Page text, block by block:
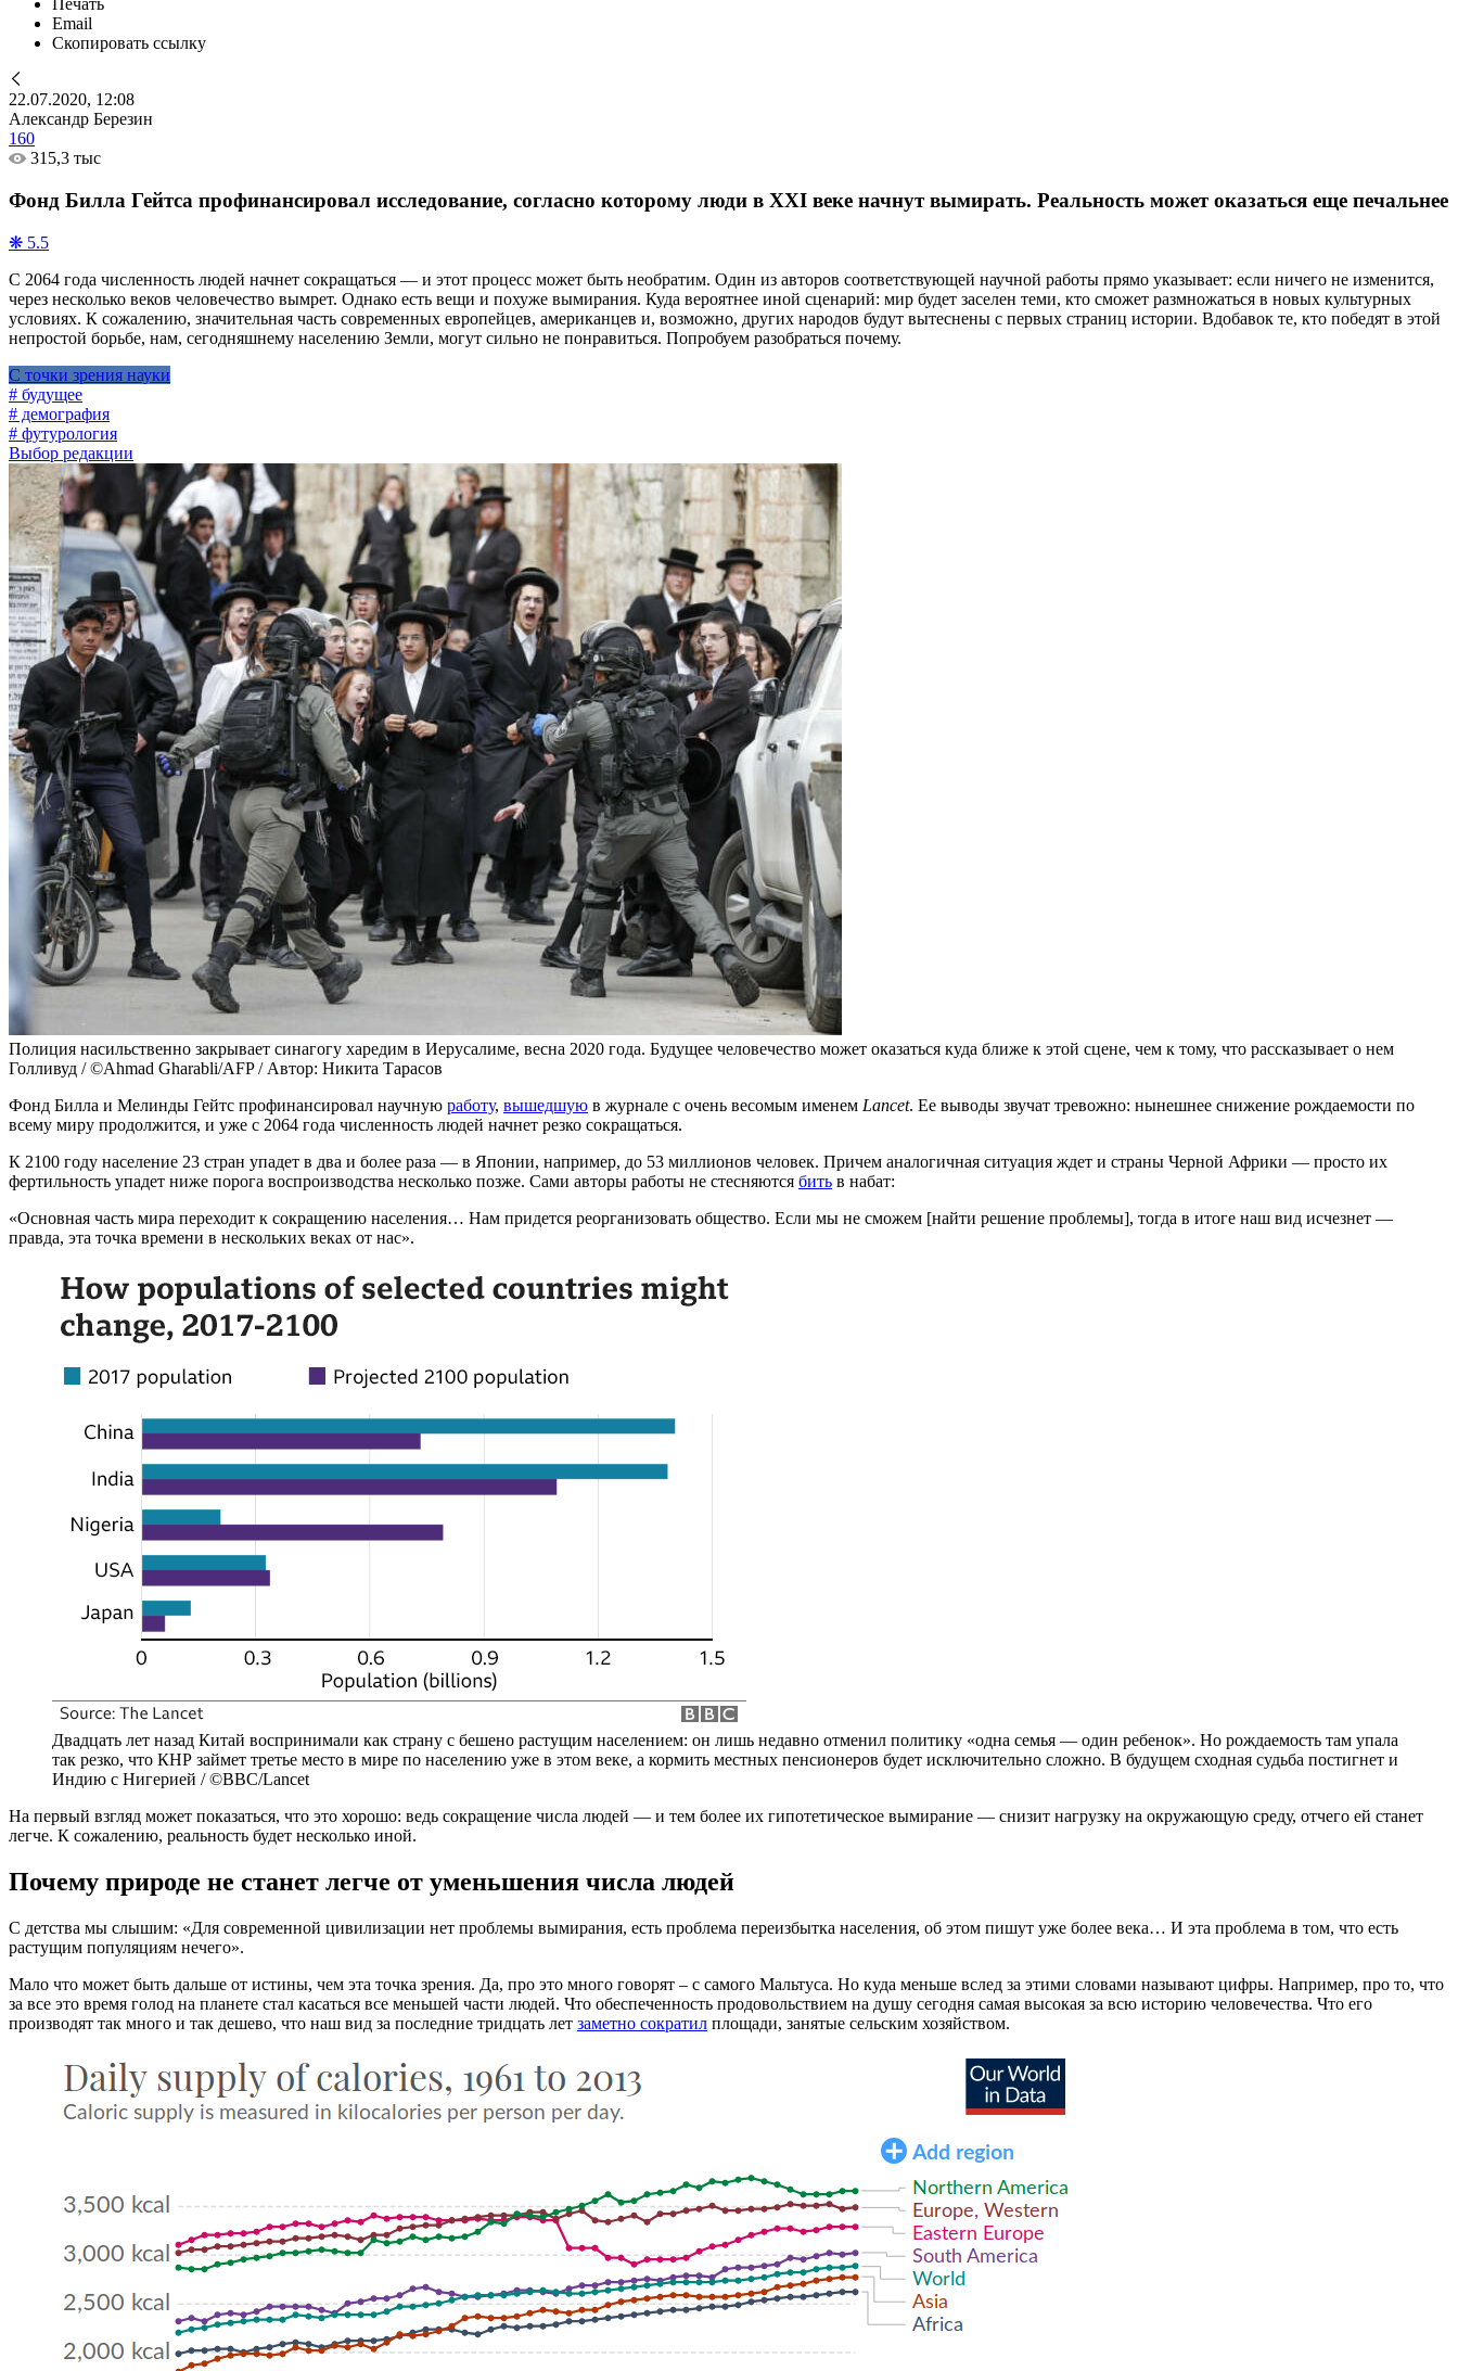
Печать
Email
Скопировать ссылку
22.07.2020, 12:08
Александр Березин
160
315,3 тыс
Фонд Билла Гейтса профинансировал исследование, согласно которому люди в XXI веке начнут вымирать. Реальность может оказаться еще печальнее
❋ 5.5
С 2064 года численность людей начнет сокращаться — и этот процесс может быть необратим. Один из авторов соответствующей научной работы прямо указывает: если ничего не изменится,
через несколько веков человечество вымрет. Однако есть вещи и похуже вымирания. Куда вероятнее иной сценарий: мир будет заселен теми, кто сможет размножаться в новых культурных
условиях. К сожалению, значительная часть современных европейцев, американцев и, возможно, других народов будут вытеснены с первых страниц истории. Вдобавок те, кто победят в этой
непростой борьбе, нам, сегодняшнему населению Земли, могут сильно не понравиться. Попробуем разобраться почему.
С точки зрения науки
# будущее
# демография
# футурология
Выбор редакции
Полиция насильственно закрывает синагогу харедим в Иерусалиме, весна 2020 года. Будущее человечество может оказаться куда ближе к этой сцене, чем к тому, что рассказывает о нем
Голливуд / ©Ahmad Gharabli/AFP / Автор: Никита Тарасов
Фонд Билла и Мелинды Гейтс профинансировал научную работу, вышедшую в журнале с очень весомым именем Lancet. Ее выводы звучат тревожно: нынешнее снижение рождаемости по
всему миру продолжится, и уже с 2064 года численность людей начнет резко сокращаться.
К 2100 году население 23 стран упадет в два и более раза — в Японии, например, до 53 миллионов человек. Причем аналогичная ситуация ждет и страны Черной Африки — просто их
фертильность упадет ниже порога воспроизводства несколько позже. Сами авторы работы не стесняются бить в набат:
«Основная часть мира переходит к сокращению населения… Нам придется реорганизовать общество. Если мы не сможем [найти решение проблемы], тогда в итоге наш вид исчезнет —
правда, эта точка времени в нескольких веках от нас».
Двадцать лет назад Китай воспринимали как страну с бешено растущим населением: он лишь недавно отменил политику «одна семья — один ребенок». Но рождаемость там упала
так резко, что КНР займет третье место в мире по населению уже в этом веке, а кормить местных пенсионеров будет исключительно сложно. В будущем сходная судьба постигнет и
Индию с Нигерией / ©BBC/Lancet
На первый взгляд может показаться, что это хорошо: ведь сокращение числа людей — и тем более их гипотетическое вымирание — снизит нагрузку на окружающую среду, отчего ей станет
легче. К сожалению, реальность будет несколько иной.
Почему природе не станет легче от уменьшения числа людей
С детства мы слышим: «Для современной цивилизации нет проблемы вымирания, есть проблема переизбытка населения, об этом пишут уже более века… И эта проблема в том, что есть
растущим популяциям нечего».
Мало что может быть дальше от истины, чем эта точка зрения. Да, про это много говорят – с самого Мальтуса. Но куда меньше вслед за этими словами называют цифры. Например, про то, что
за все это время голод на планете стал касаться все меньшей части людей. Что обеспеченность продовольствием на душу сегодня самая высокая за всю историю человечества. Что его
производят так много и так дешево, что наш вид за последние тридцать лет заметно сократил площади, занятые сельским хозяйством.